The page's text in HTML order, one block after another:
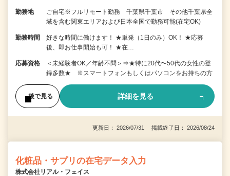
勤務地
ご自宅※フルリモート勤務 千葉県千葉市 その他千葉県全
域を含む関東エリアおよび日本全国で勤務可能(在宅OK)
勤務時間
好きな時間に働けます！ ★単発（1日のみ）OK！ ★応募
後、即お仕事開始も可！ ★在…
応募資格
＜未経験者OK／年齢不問＞⇒★特に20代〜50代の女性の登
録多数★ ※スマートフォンもしくはパソコンをお持ちの方
後で見る 詳細を見る
更新日： 2026/07/31 掲載終了日： 2026/08/24
化粧品・サプリの在宅データ入力
株式会社リアル・フェイス